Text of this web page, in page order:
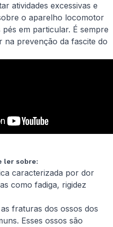
atividades excessivas e
o aparelho locomotor
em particular. É sempre
na prevenção da fascite do
ler sobre:
caracterizada por dor
como fadiga, rigidez
as fraturas dos ossos dos
Esses ossos são